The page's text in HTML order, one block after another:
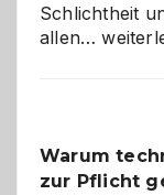
Schlichtheit
allen…
den
Warum
zur Pflicht